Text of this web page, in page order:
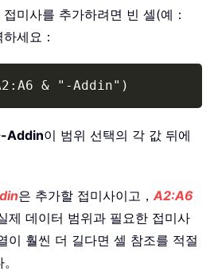
미사를 추가하려면 빈 셀(예：
세요：
& "-Addin")
-Addin이 범위 선택의 각 값 뒤에
은 추가할 접미사이고， A2:A6
제 데이터 범위과 필요한 접미사
이 훨씬 더 길다면 셀 참조를 적절